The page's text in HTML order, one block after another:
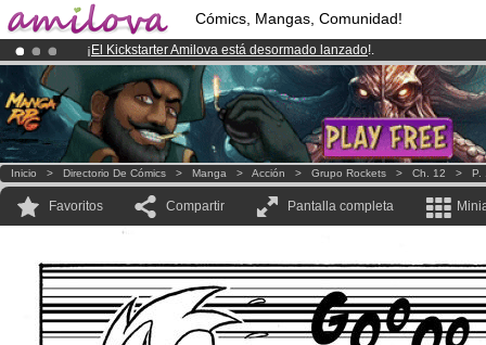
Cómics, Mangas, Comunidad!
¡ El Kickstarter Amilova está desormado lanzado!.
¡Conviertete en Premium por3.95 eurosal mes!Hazte Premium ya
¡Ya tenemos 100000miembrosy 1000 Cómics y Mangas!.
Inicio > Directorio De Cómics > Manga > Acción > Grupo Rockets > Ch. 12 > P.
Favoritos Compartir Pantalla completa